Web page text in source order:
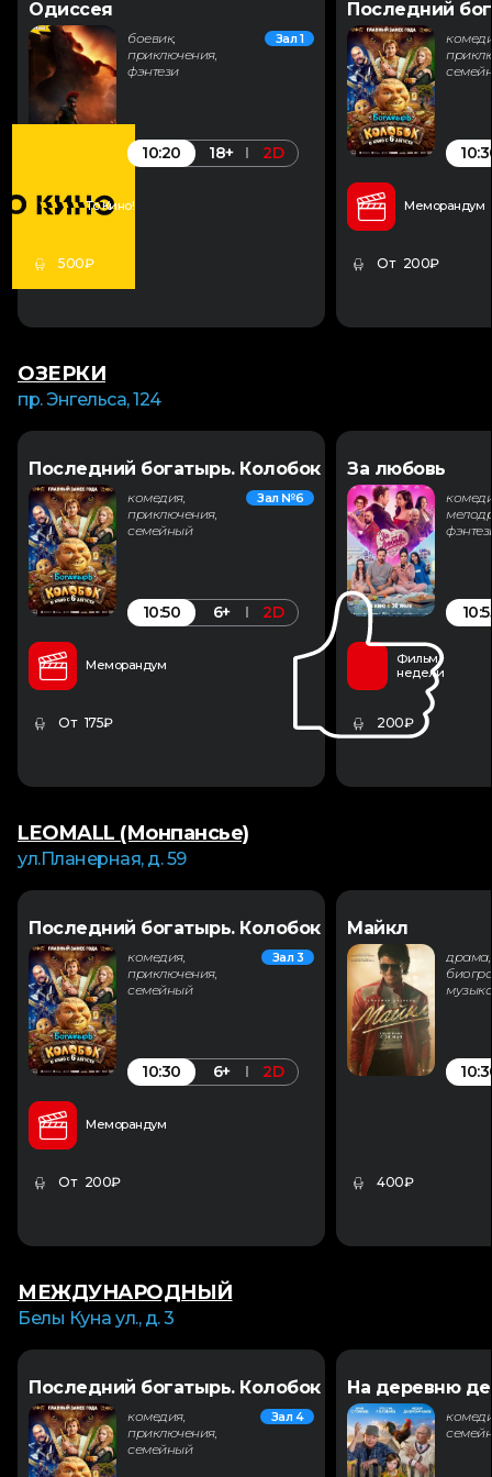
Одиссея
боевик,
приключения,
фэнтези
Зал 1
10:20 18+ 2D
То Кино!
500₽
Последний
Меморандум
От 200₽
ОЗЕРКИ
пр. Энгельса, 124
Последний богатырь. Колобок
комедия,
приключения,
семейный
Зал №6
10:50 6+ 2D
Меморандум
От 175₽
За любовь
Фильм
недели
200₽
LEOMALL (Монпансье)
ул.Планерная, д. 59
Последний богатырь. Колобок
комедия,
приключения,
семейный
Зал 3
10:30 6+ 2D
Меморандум
От 200₽
Майкл
драма,
музыка
400₽
МЕЖДУНАРОДНЫЙ
Белы Куна ул., д. 3
Последний богатырь. Колобок
комедия,
приключения,
семейный
Зал 4
На деревню